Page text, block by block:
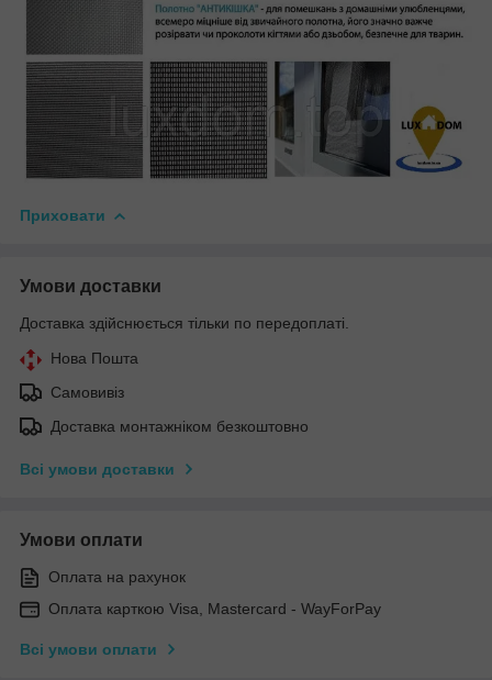
Приховати
Умови доставки
Доставка здійснюється тільки по передоплаті.
Нова Пошта
Самовивіз
Доставка монтажніком безкоштовно
Всі умови доставки
Умови оплати
Оплата на рахунок
Оплата карткою Visa, Mastercard - WayForPay
Всі умови оплати